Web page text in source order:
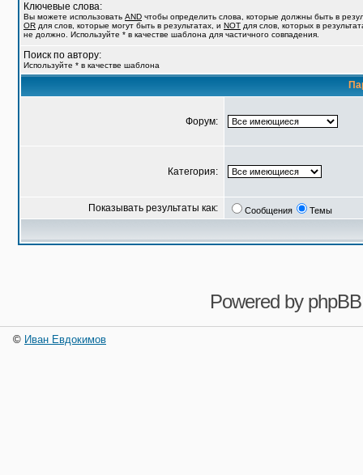
Ключевые слова:
Вы можете использовать AND чтобы определить слова, которые должны быть в
OR для слов, которые могут быть в результатах, и NOT для слов, которых в
не должно. Используйте * в качестве шаблона для частичного совпадения.
Поиск по автору:
Используйте * в качестве шаблона
Форум:
Категория:
Показывать результаты как: Сообщения Темы
Powered by phpBB
© Иван Евдокимов